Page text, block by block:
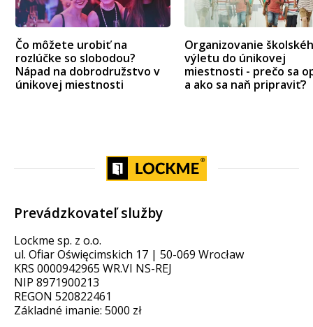
Čo môžete urobiť na
rozlúčke so slobodou?
Nápad na dobrodružstvo v
únikovej miestnosti
Organizovanie
výletu do únikovej
miestnosti - prečo sa
a ako sa naň pripraviť?
Prevádzkovateľ služby
Lockme sp. z o.o.
ul. Ofiar Oświęcimskich 17 | 50-069 Wrocław
KRS 0000942965 WR.VI NS-REJ
NIP 8971900213
REGON 520822461
Základné imanie: 5000 zł